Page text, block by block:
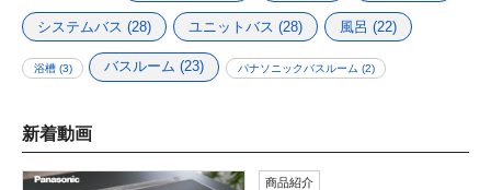
システムバス (28) ユニットバス (28) 風呂 (22)
浴槽(3) バスルーム (23) パナソニックバスルーム (2)
新着動画
商品紹介